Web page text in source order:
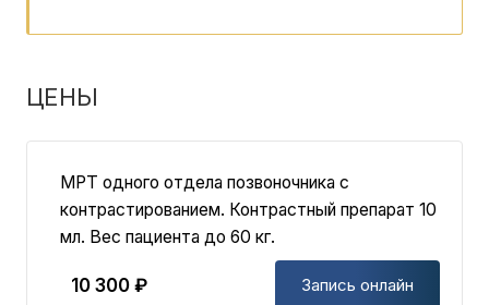
ЦЕНЫ
MPT одного отдела позвоночника с
контрастированием. Контрастный препарат 10
мл. Вес пациента до 60 кг.
10 300 ₽ Запись онлайн